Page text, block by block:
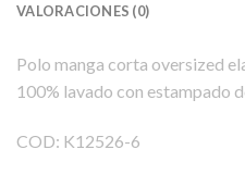
VALORACIONES (0)
Polo manga corta oversized
100% lavado con estampado
COD: K12526-6